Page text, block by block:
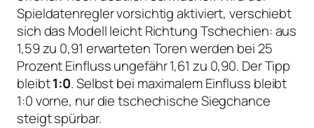
Spieldatenregler vorsichtig aktiviert, verschiebt
sich das Modell leicht Richtung Tschechien: aus
1,59 zu 0,91 erwarteten Toren werden bei 25
Prozent Einfluss ungefähr 1,61 zu 0,90. Der Tipp
bleibt1:0. Selbst bei maximalem Einfluss bleibt
1:0 vorne, nur die tschechische Siegchance
steigt spürbar.